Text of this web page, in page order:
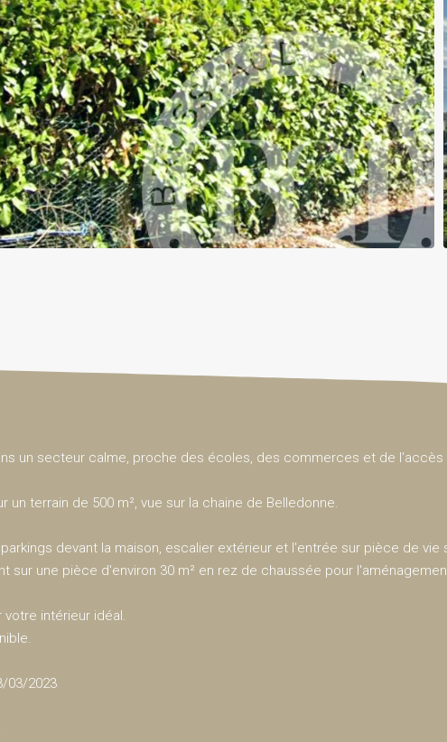
un secteur calme, proche des écoles, des commerces et de l'accès
un terrain de 500 m², vue sur la chaine de Belledonne.
devant la maison, escalier extérieur et l'entrée sur pièce de
sur une pièce d'environ 30 m² en rez de chaussée pour
intérieur idéal.
03/2023